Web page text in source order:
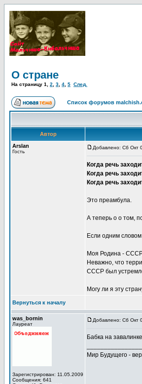
О стране
На страницу 1 2 3 4 5 След.
Список форумов
Автор
Arslan
Гость
Добавлено: Сб Окт
Когда речь
Когда речь
Когда речь
Это преамбула.
А теперь о о том,
Если одним
Моя Родина - СССР.
Неважно, что
СССР был
Могу ли я эту
Вернуться к началу
was_bornin
Лауреат
Зарегистрирован: 11.05.2009
Сообщения: 641
Добавлено: Сб Окт
Бабка на
Мир Будущего -